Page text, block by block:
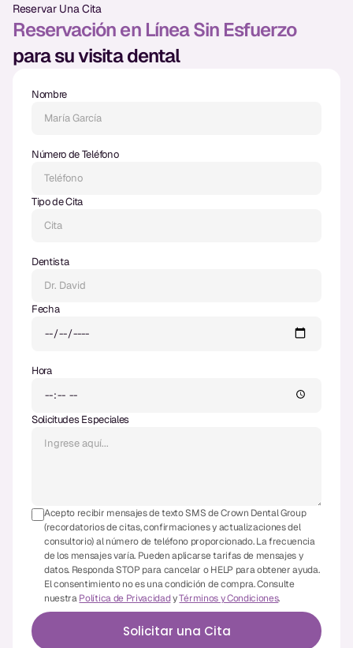
Empastes Dentales
Dentaduras en el Mismo Día
Reparaciones el Mismo Día
COSMÉTICA
Coronas de Cerámica
Carillas
TECNOLOGÍA
CBCT
Radiografía Digital
Invisalign
Ortodoncia
DOCTORES
Dr. Douglas Ness
Reservar Una Cita
Reservación en Línea Sin Esfuerzo
para su visita dental
Nombre
Número de Teléfono
Tipo de Cita
Dentista
Fecha
Hora
Solicitudes Especiales
Acepto recibir mensajes de texto SMS de Crown Dental Group
(recordatorios de citas, confirmaciones y actualizaciones del
consultorio) al número de teléfono proporcionado. La frecuencia
de los mensajes varía. Pueden aplicarse tarifas de mensajes y
datos. Responda STOP para cancelar o HELP para obtener ayuda.
El consentimiento no es una condición de compra. Consulte
nuestraPolítica de PrivacidadyTérminos y Condiciones.
Solicitar una Cita